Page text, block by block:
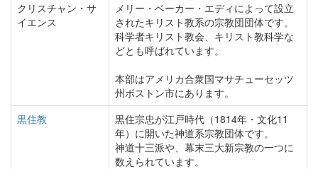
クリスチャン・サ
イエンス
メリー・ベーカー・エディによって設立
されたキリスト教系の宗教団団体です。
科学者キリスト教会、キリスト教科学な
どとも呼ばれています。
本部はアメリカ合衆国マサチューセッツ
州ボストン市にあります。
黒住教
黒住宗忠が江戸時代（1814年・文化11
年）に開いた神道系宗教団体です。
神道十三派や、幕末三大新宗教の一つに
数えられています。